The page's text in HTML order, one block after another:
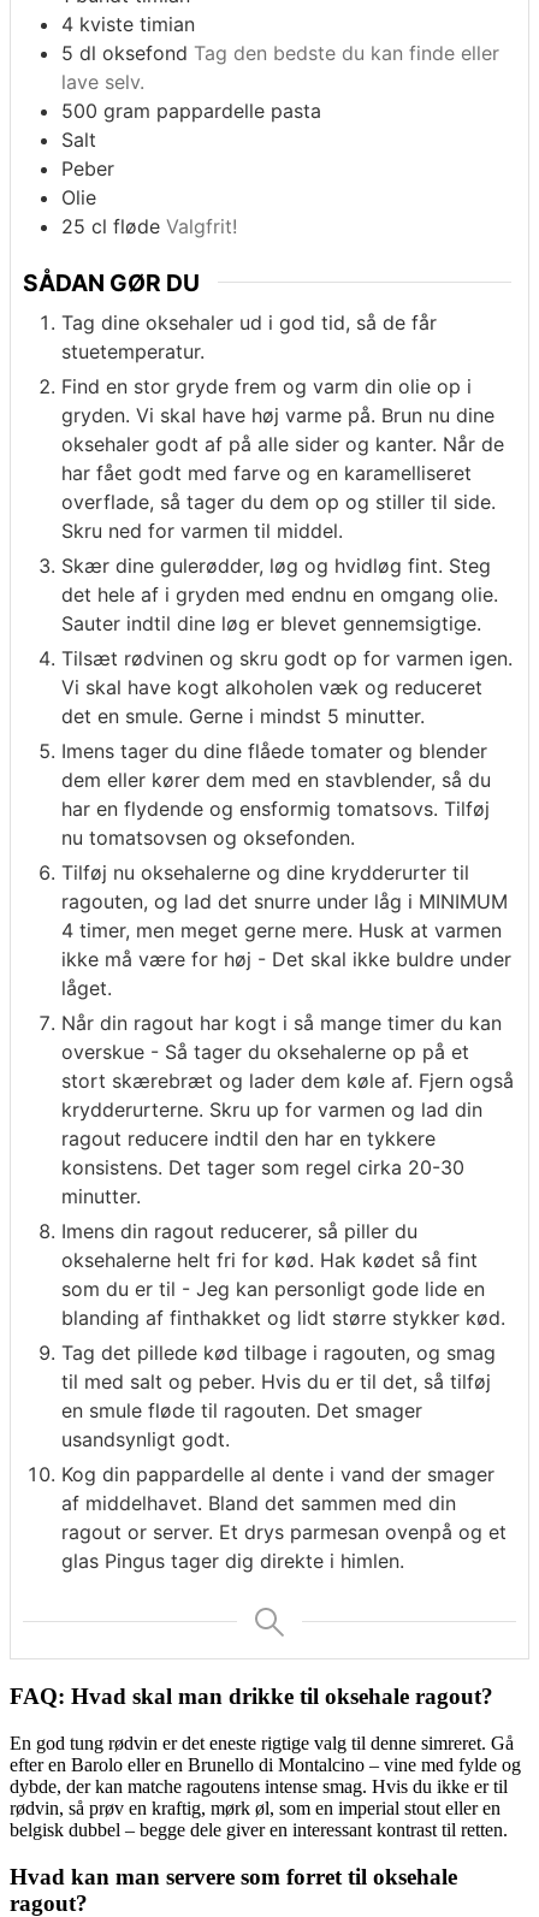
4 kviste timian
5 dl oksefond Tag den bedste du kan finde eller
lave selv.
500 gram pappardelle pasta
Salt
Peber
Olie
25 cl fløde Valgfrit!
SÅDAN GØR DU
Tag dine oksehaler ud i god tid, så de får
stuetemperatur.
Find en stor gryde frem og varm din olie op i
gryden. Vi skal have høj varme på. Brun nu dine
oksehaler godt af på alle sider og kanter. Når de
har fået godt med farve og en karamelliseret
overflade, så tager du dem op og stiller til side.
Skru ned for varmen til middel.
Skær dine gulerødder, løg og hvidløg fint. Steg
det hele af i gryden med endnu en omgang olie.
Sauter indtil dine løg er blevet gennemsigtige.
Tilsæt rødvinen og skru godt op for varmen igen.
Vi skal have kogt alkoholen væk og reduceret
det en smule. Gerne i mindst 5 minutter.
Imens tager du dine flåede tomater og blender
dem eller kører dem med en stavblender, så du
har en flydende og ensformig tomatsovs. Tilføj
nu tomatsovsen og oksefonden.
Tilføj nu oksehalerne og dine krydderurter til
ragouten, og lad det snurre under låg i MINIMUM
4 timer, men meget gerne mere. Husk at varmen
ikke må være for høj - Det skal ikke buldre under
låget.
Når din ragout har kogt i så mange timer du kan
overskue - Så tager du oksehalerne op på et
stort skærebræt og lader dem køle af. Fjern også
krydderurterne. Skru up for varmen og lad din
ragout reducere indtil den har en tykkere
konsistens. Det tager som regel cirka 20-30
minutter.
Imens din ragout reducerer, så piller du
oksehalerne helt fri for kød. Hak kødet så fint
som du er til - Jeg kan personligt gode lide en
blanding af finthakket og lidt større stykker kød.
Tag det pillede kød tilbage i ragouten, og smag
til med salt og peber. Hvis du er til det, så tilføj
en smule fløde til ragouten. Det smager
usandsynligt godt.
Kog din pappardelle al dente i vand der smager
af middelhavet. Bland det sammen med din
ragout or server. Et drys parmesan ovenpå og et
glas Pingus tager dig direkte i himlen.
FAQ: Hvad skal man drikke til oksehale ragout?
En god tung rødvin er det eneste rigtige valg til denne simreret. Gå
efter en Barolo eller en Brunello di Montalcino – vine med fylde og
dybde, der kan matche ragoutens intense smag. Hvis du ikke er til
rødvin, så prøv en kraftig, mørk øl, som en imperial stout eller en
belgisk dubbel – begge dele giver en interessant kontrast til retten.
Hvad kan man servere som forret til oksehale
ragout?